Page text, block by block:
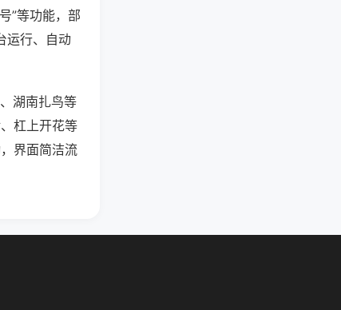
”等功能，部
运行、自动
湖南扎鸟等
杠上开花等
界面简洁流